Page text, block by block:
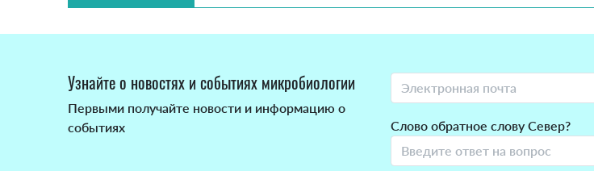
Узнайте о новостях и событиях микробиологии
Первыми получайте новости и информацию о
событиях
Слово обратное слову Север?